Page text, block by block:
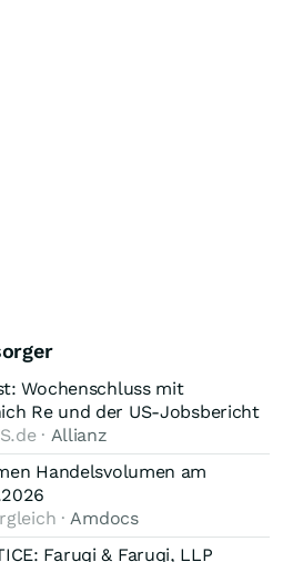
Wochenschluss mit
Re und der US-Jobsbericht
· Allianz
Handelsvolumen am
· Amdocs
Faruqi & Faruqi, LLP